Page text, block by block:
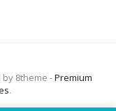
by 8theme -Premium
.